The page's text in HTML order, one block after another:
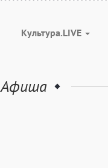
Культура.LIVE
Афиша